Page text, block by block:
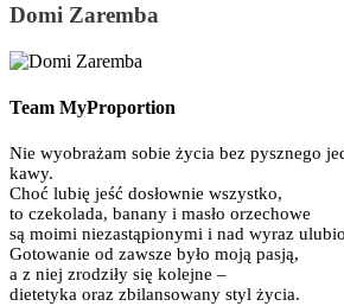
Domi Zaremba
Team MyProportion
Nie wyobrażam sobie życia bez pysznego
kawy.
Choć lubię jeść dosłownie wszystko,
to czekolada, banany i masło orzechowe
są moimi niezastąpionymi i nad wyraz
Gotowanie od zawsze było moją pasją,
a z niej zrodziły się kolejne –
dietetyka oraz zbilansowany styl życia.